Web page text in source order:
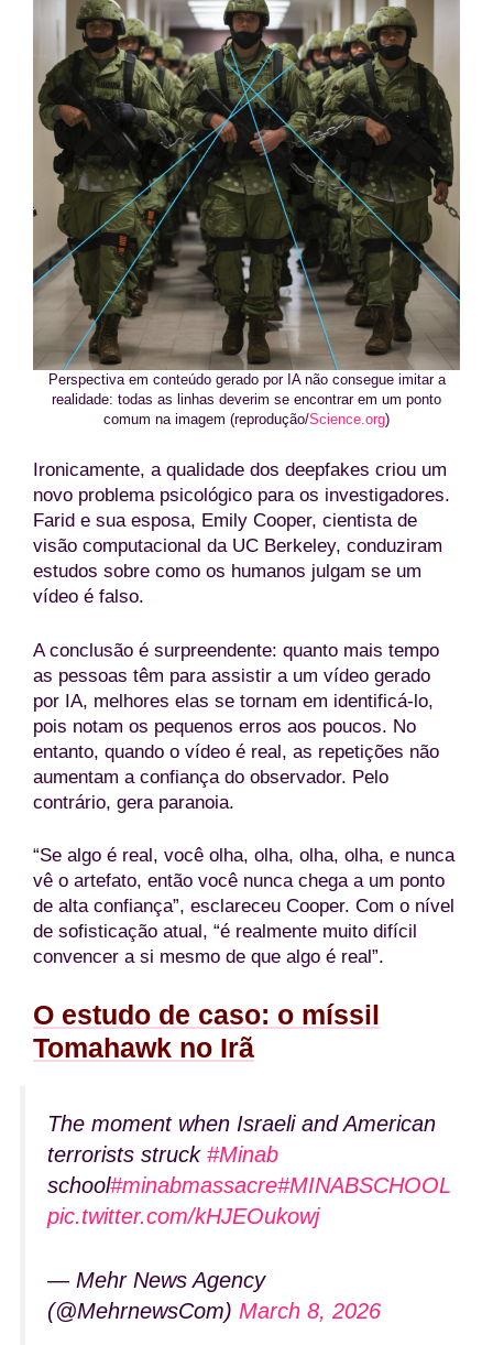
Perspectiva em conteúdo gerado por IA não consegue imitar a
realidade: todas as linhas deverim se encontrar em um ponto
comum na imagem (reprodução/Science.org)
Ironicamente, a qualidade dos deepfakes criou um
novo problema psicológico para os investigadores.
Farid e sua esposa, Emily Cooper, cientista de
visão computacional da UC Berkeley, conduziram
estudos sobre como os humanos julgam se um
vídeo é falso.
A conclusão é surpreendente: quanto mais tempo
as pessoas têm para assistir a um vídeo gerado
por IA, melhores elas se tornam em identificá-lo,
pois notam os pequenos erros aos poucos. No
entanto, quando o vídeo é real, as repetições não
aumentam a confiança do observador. Pelo
contrário, gera paranoia.
“Se algo é real, você olha, olha, olha, olha, e nunca
vê o artefato, então você nunca chega a um ponto
de alta confiança”, esclareceu Cooper. Com o nível
de sofisticação atual, “é realmente muito difícil
convencer a si mesmo de que algo é real”.
O estudo de caso: o míssil
Tomahawk no Irã
The moment when Israeli and American
terrorists struck #Minab
school#minabmassacre#MINABSCHOOL
pic.twitter.com/kHJEOukowj
— Mehr News Agency
(@MehrnewsCom) March 8, 2026